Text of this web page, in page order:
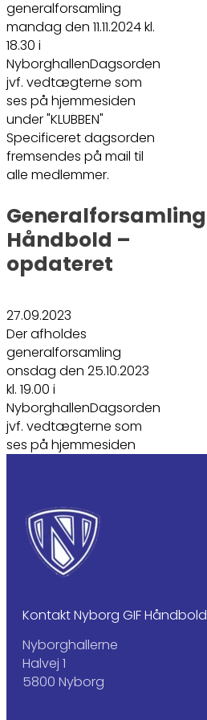
generalforsamling
mandag den 11.11.2024 kl.
18.30 i
NyborghallenDagsorden
jvf. vedtægterne som
ses på hjemmesiden
under "KLUBBEN"
Specificeret dagsorden
fremsendes på mail til
alle medlemmer.
Generalforsamling
Håndbold –
opdateret
27.09.2023
Der afholdes
generalforsamling
onsdag den 25.10.2023
kl. 19.00 i
NyborghallenDagsorden
jvf. vedtægterne som
ses på hjemmesiden
Kontakt Nyborg GIF Håndbold
Nyborghallerne
Halvej 1
5800 Nyborg